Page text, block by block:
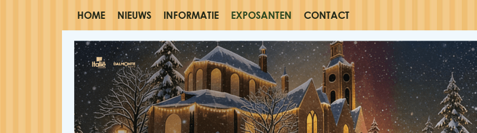
HOME NIEUWS INFORMATIE EXPOSANTEN CONTACT